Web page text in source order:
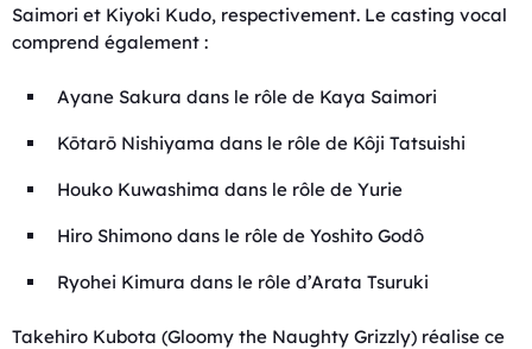
Saimori et Kiyoki Kudo, respectivement. Le casting vocal
comprend également :
Ayane Sakura dans le rôle de Kaya Saimori
Kōtarō Nishiyama dans le rôle de Kôji Tatsuishi
Houko Kuwashima dans le rôle de Yurie
Hiro Shimono dans le rôle de Yoshito Godô
Ryohei Kimura dans le rôle d’Arata Tsuruki
Takehiro Kubota (Gloomy the Naughty Grizzly) réalise ce